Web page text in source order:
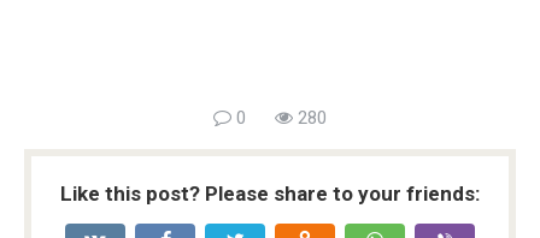
0 280
Like this post? Please share to your friends: